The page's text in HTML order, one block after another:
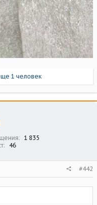
1 человек
1 835
46
#442